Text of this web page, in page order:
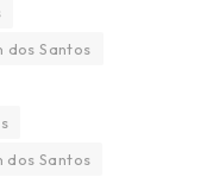
dos Santos
dos Santos